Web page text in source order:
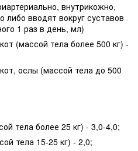
внутрикожно,
вводят вокруг суставов
1 раз в день, мл)
(массой тела более 500 кг) -
ослы (массой тела до 500
тела более 25 кг) - 3,0-4,0;
тела 15-25 кг) - 2,0;